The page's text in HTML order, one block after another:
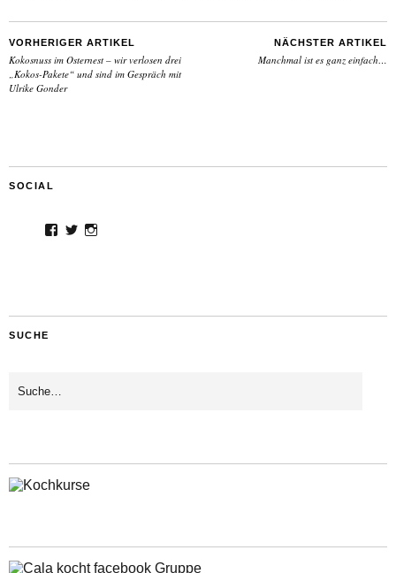
VORHERIGER ARTIKEL
Kokosnuss im Osternest – wir verlosen drei
„Kokos-Pakete“ und sind im Gespräch mit
Ulrike Gonder
NÄCHSTER ARTIKEL
Manchmal ist es ganz einfach…
SOCIAL
Facebook
Twitter
SUCHE